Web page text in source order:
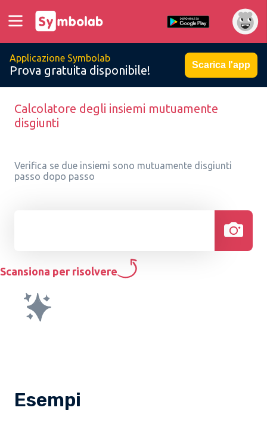
Applicazione Symbolab
Prova gratuita disponibile! Scarica l'app
Calcolatore degli insiemi mutuamente
disgiunti
Verifica se due insiemi sono mutuamente disgiunti
passo dopo passo
Scansiona per risolvere
Esempi